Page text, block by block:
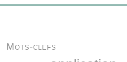
Mots-clefs